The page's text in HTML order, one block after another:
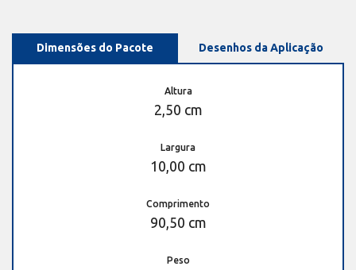
Dimensões do Pacote Desenhos da Aplicação
Altura
2,50 cm
Largura
10,00 cm
Comprimento
90,50 cm
Peso